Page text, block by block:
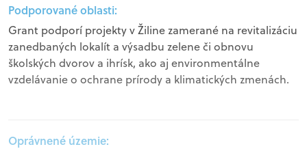
Podporované oblasti:
Grant podporí projekty v Žiline zamerané na revitalizáciu
zanedbaných lokalít a výsadbu zelene či obnovu
školských dvorov a ihrísk, ako aj environmentálne
vzdelávanie o ochrane prírody a klimatických zmenách.
Oprávnené územie: